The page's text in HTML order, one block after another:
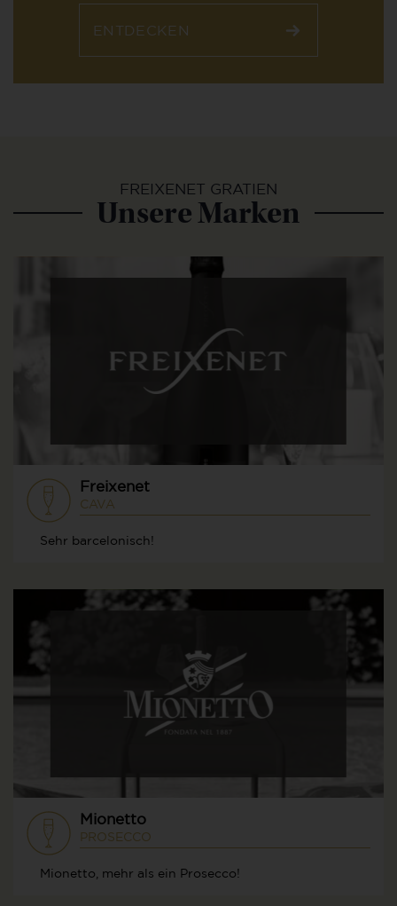
ENTDECKEN
FREIXENET GRATIEN
Unsere Marken
Freixenet
CAVA
Sehr barcelonisch!
Mionetto
PROSECCO
Mionetto, mehr als ein Prosecco!